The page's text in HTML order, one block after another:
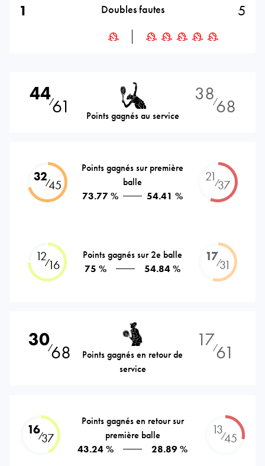
1 Doubles fautes 5
44⁄61 Points gagnés au service
38⁄68
32⁄45
Points gagnés sur première
balle
73.77 %
54.41 %
21⁄37
12⁄16
Points gagnés sur 2e balle
75 %
54.84 %
17⁄31
30⁄68
Points gagnés en retour de
service
17⁄61
16⁄37
Points gagnés en retour sur
première balle
43.24 %
28.89 %
13⁄45